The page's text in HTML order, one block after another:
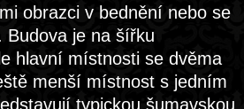
obrazci v bednění nebo se
Budova je na šířku
hlavní místnosti se dvěma
menší místnost s jedním
typickou šumavskou